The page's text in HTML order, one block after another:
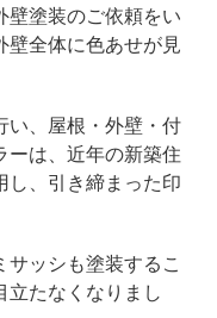
壁塗装のご依頼をい
壁全体に色あせが見
い、屋根・外壁・付
ーは、近年の新築住
し、引き締まった印
サッシも塗装するこ
立たなくなりまし